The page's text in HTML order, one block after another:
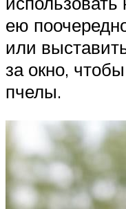
ею
или
за окно,
пчелы.